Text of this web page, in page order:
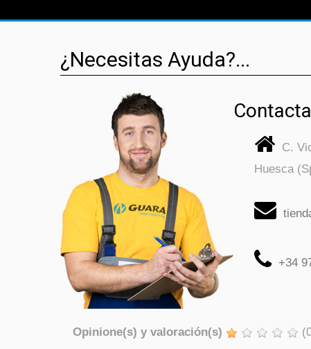
¿Necesitas Ayuda?...
C.
Huesca
+34
Opinione(s) y valoración(s) (